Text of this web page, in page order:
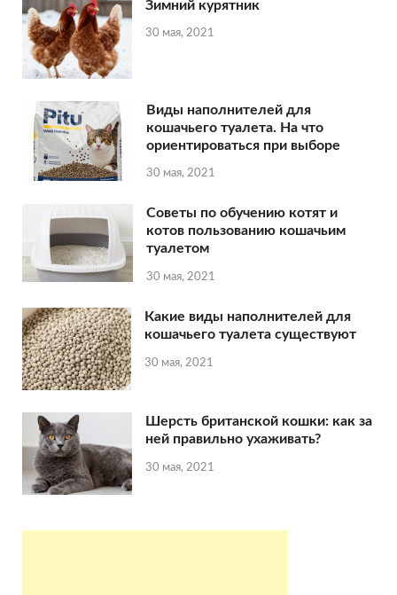
Зимний курятник
30 мая, 2021
Виды наполнителей для
кошачьего туалета. На что
ориентироваться при выборе
30 мая, 2021
Советы по обучению котят и
котов пользованию кошачьим
туалетом
30 мая, 2021
Какие виды наполнителей для
кошачьего туалета существуют
30 мая, 2021
Шерсть британской кошки: как за
ней правильно ухаживать?
30 мая, 2021